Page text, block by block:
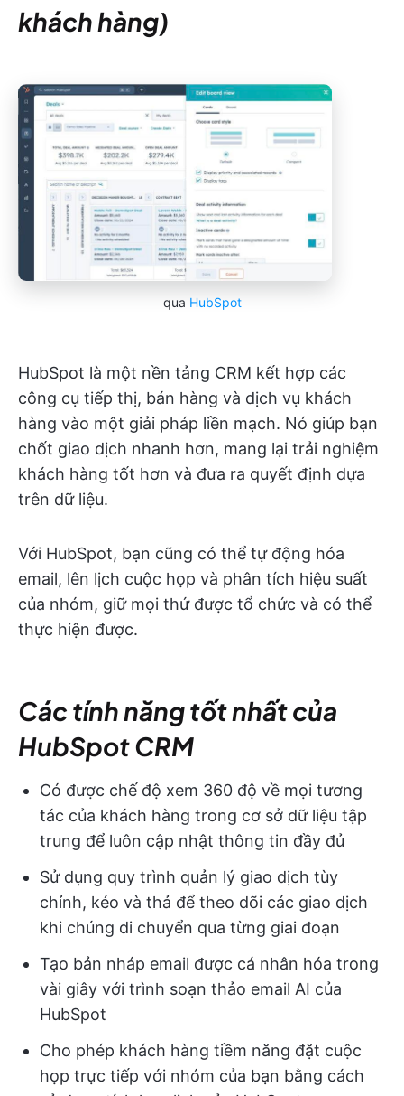
khách hàng)
qua HubSpot
HubSpot là một nền tảng CRM kết hợp các
công cụ tiếp thị, bán hàng và dịch vụ khách
hàng vào một giải pháp liền mạch. Nó giúp bạn
chốt giao dịch nhanh hơn, mang lại trải nghiệm
khách hàng tốt hơn và đưa ra quyết định dựa
trên dữ liệu.
Với HubSpot, bạn cũng có thể tự động hóa
email, lên lịch cuộc họp và phân tích hiệu suất
của nhóm, giữ mọi thứ được tổ chức và có thể
thực hiện được.
Các tính năng tốt nhất của
HubSpot CRM
Có được chế độ xem 360 độ về mọi tương
tác của khách hàng trong cơ sở dữ liệu tập
trung để luôn cập nhật thông tin đầy đủ
Sử dụng quy trình quản lý giao dịch tùy
chỉnh, kéo và thả để theo dõi các giao dịch
khi chúng di chuyển qua từng giai đoạn
Tạo bản nháp email được cá nhân hóa trong
vài giây với trình soạn thảo email AI của
HubSpot
Cho phép khách hàng tiềm năng đặt cuộc
họp trực tiếp với nhóm của bạn bằng cách